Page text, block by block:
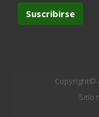
Copyright©
Sitio